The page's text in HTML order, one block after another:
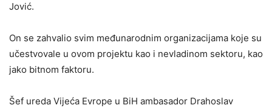
Jović.
On se zahvalio svim međunarodnim organizacijama koje su
učestvovale u ovom projektu kao i nevladinom sektoru, kao
jako bitnom faktoru.
Šef ureda Vijeća Evrope u BiH ambasador Drahoslav